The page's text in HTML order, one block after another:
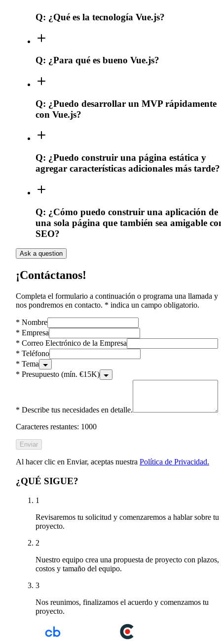
Q: ¿Qué es la tecnología Vue.js?
Q: ¿Para qué es bueno Vue.js?
Q: ¿Puedo desarrollar un MVP rápidamente
con Vue.js?
Q: ¿Puedo construir una página estática y
agregar características adicionales más tarde?
Q: ¿Cómo puedo construir una aplicación de
una sola página que también sea amigable
SEO?
Ask a question
¡Contáctanos!
Completa el formulario a continuación o programa una llamada y
nos pondremos en contacto. * indica un campo obligatorio.
* Nombre
* Empresa
* Correo Electrónico de la Empresa
* Teléfono
* Tema
* Presupuesto (mín. €15K)
* Describe tus necesidades en detalle.
Caracteres restantes: 1000
Enviar
Al hacer clic en Enviar, aceptas nuestra Política de Privacidad.
¿QUÉ SIGUE?
1
Revisaremos tu solicitud y comenzaremos a hablar sobre tu
proyecto.
2
Nuestro equipo crea una propuesta de proyecto con plazos,
costos y tamaño del equipo.
3
Nos reunimos, finalizamos el acuerdo y comenzamos tu
proyecto.